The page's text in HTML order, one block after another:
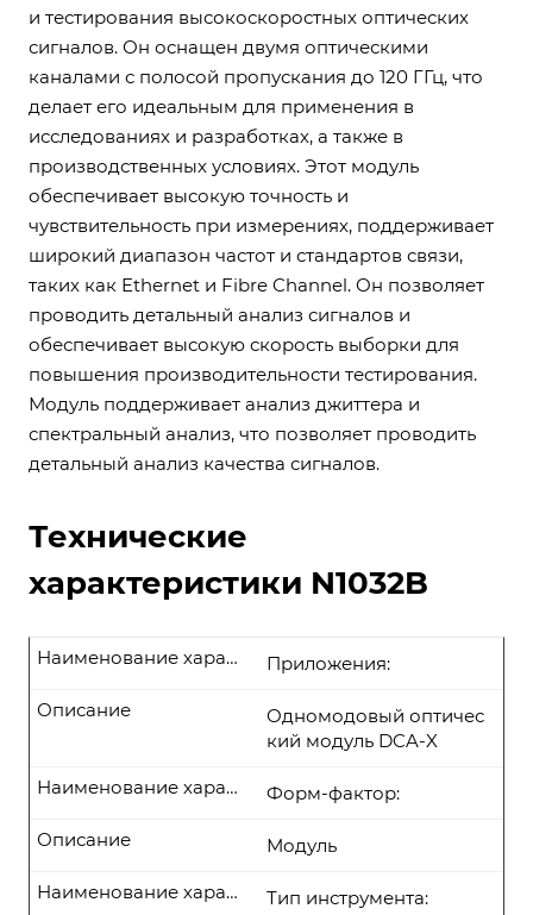
и тестирования высокоскоростных оптических
сигналов. Он оснащен двумя оптическими
каналами с полосой пропускания до 120 ГГц, что
делает его идеальным для применения в
исследованиях и разработках, а также в
производственных условиях. Этот модуль
обеспечивает высокую точность и
чувствительность при измерениях, поддерживает
широкий диапазон частот и стандартов связи,
таких как Ethernet и Fibre Channel. Он позволяет
проводить детальный анализ сигналов и
обеспечивает высокую скорость выборки для
повышения производительности тестирования.
Модуль поддерживает анализ джиттера и
спектральный анализ, что позволяет проводить
детальный анализ качества сигналов.
Технические
характеристики N1032B
Приложения:
Наименование характеристики
Одномодовый оптичес
кий модуль DCA-X
Описание
Форм-фактор:
Наименование характеристики
Модуль
Описание
Тип инструмента:
Наименование характеристики